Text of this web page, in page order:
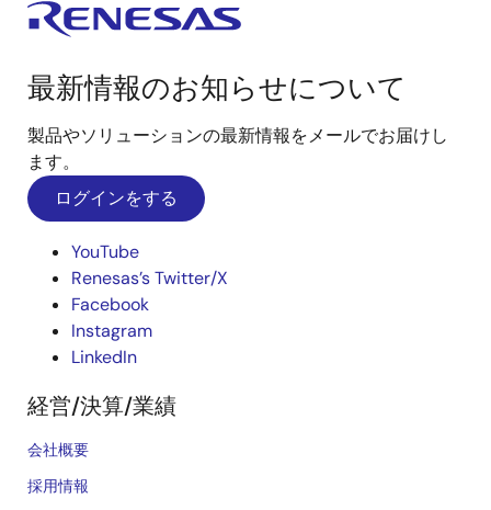
最新情報のお知らせについて
製品やソリューションの最新情報をメールでお届けし
ます。
ログインをする
YouTube
Renesas’s Twitter/X
Facebook
Instagram
LinkedIn
経営/決算/業績
会社概要
採用情報